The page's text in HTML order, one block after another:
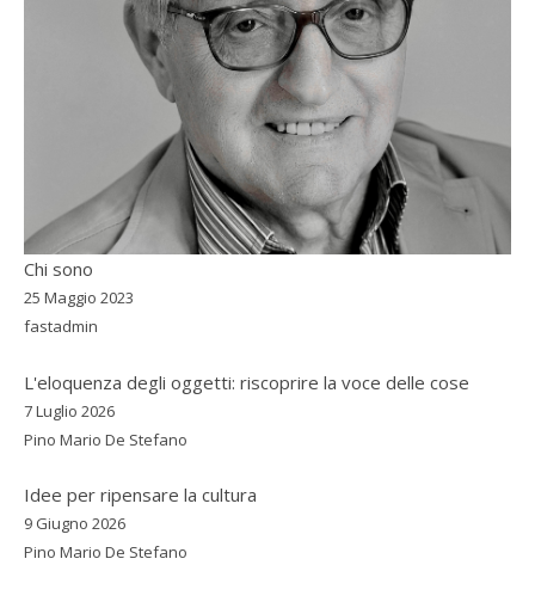
Chi sono
25 Maggio 2023
fastadmin
L'eloquenza degli oggetti: riscoprire la voce delle cose
7 Luglio 2026
Pino Mario De Stefano
Idee per ripensare la cultura
9 Giugno 2026
Pino Mario De Stefano